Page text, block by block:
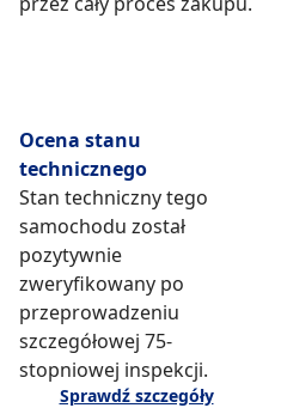
Ocena stanu
technicznego
Stan techniczny tego
samochodu został
pozytywnie
zweryfikowany po
przeprowadzeniu
szczegółowej 75-
stopniowej inspekcji.
Sprawdź szczegóły